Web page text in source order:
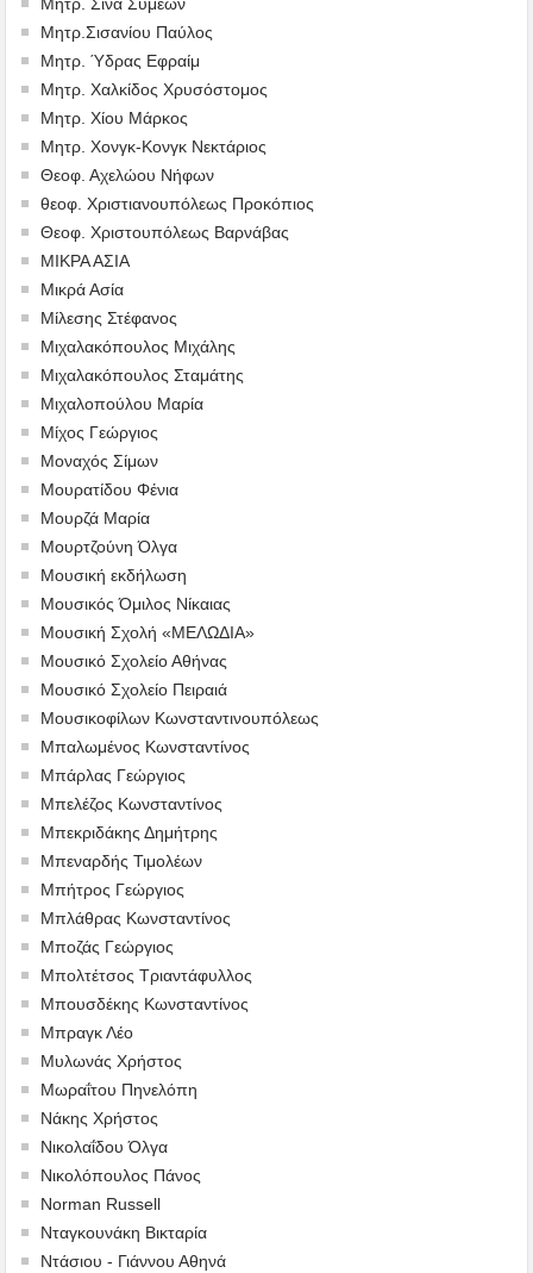
Μητρ.Σισανίου Παύλος
Μητρ. Ύδρας Εφραίμ
Μητρ. Χαλκίδος Χρυσόστομος
Μητρ. Χίου Μάρκος
Μητρ. Χονγκ-Κονγκ Νεκτάριος
Θεοφ. Αχελώου Νήφων
θεοφ. Χριστιανουπόλεως Προκόπιος
Θεοφ. Χριστουπόλεως Βαρνάβας
ΜΙΚΡΑ ΑΣΙΑ
Μικρά Ασία
Μίλεσης Στέφανος
Μιχαλακόπουλος Μιχάλης
Μιχαλακόπουλος Σταμάτης
Μιχαλοπούλου Μαρία
Μίχος Γεώργιος
Μοναχός Σίμων
Μουρατίδου Φένια
Μουρζά Μαρία
Μουρτζούνη Όλγα
Μουσική εκδήλωση
Μουσικός Όμιλος Νίκαιας
Μουσική Σχολή «ΜΕΛΩΔΙΑ»
Μουσικό Σχολείο Αθήνας
Μουσικό Σχολείο Πειραιά
Μουσικοφίλων Κωνσταντινουπόλεως
Μπαλωμένος Κωνσταντίνος
Μπάρλας Γεώργιος
Μπελέζος Κωνσταντίνος
Μπεκριδάκης Δημήτρης
Μπεναρδής Τιμολέων
Μπήτρος Γεώργιος
Μπλάθρας Κωνσταντίνος
Μποζάς Γεώργιος
Μπολτέτσος Τριαντάφυλλος
Μπουσδέκης Κωνσταντίνος
Μπραγκ Λέο
Μυλωνάς Χρήστος
Μωραΐτου Πηνελόπη
Νάκης Χρήστος
Νικολαΐδου Όλγα
Νικολόπουλος Πάνος
Norman Russell
Νταγκουνάκη Βικταρία
Ντάσιου - Γιάννου Αθηνά